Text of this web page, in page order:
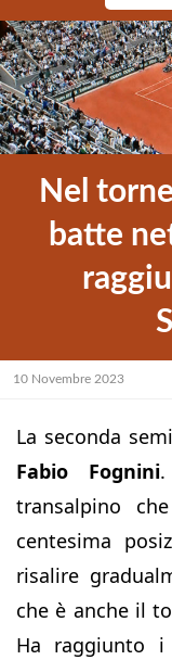
per:
Nel
batte
10 Novembre 2023
La seconda
Fabio Fognini
transalpino
centesima
risalire
che è anche il
Ha raggiunto